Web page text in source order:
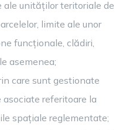
unităților teritoriale de
limite ale unor
funcționale, clădiri,
asemenea;
care sunt gestionate
referitoare la
spațiale reglementate;